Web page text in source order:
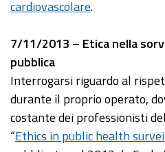
cardiovascolare.
7/11/2013 – Etica nella
pubblica
Interrogarsi riguardo al
durante il proprio operato,
costante dei professionisti
“Ethics in public health